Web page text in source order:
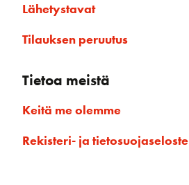
Lähetystavat
Tilauksen peruutus
Tietoa meistä
Keitä me olemme
Rekisteri- ja tietosuojaseloste